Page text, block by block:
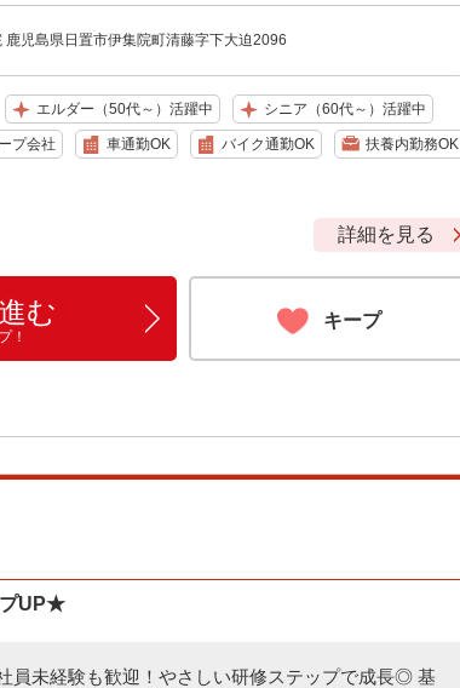
鹿児島県日置市伊集院町清藤字下大迫2096
エルダー（50代～）活躍中 シニア（60代～）活躍中
プ会社 車通勤OK バイク通勤OK 扶養内勤務OK
詳細を見る
む
！
キープ
プUP★
員未経験も歓迎！やさしい研修ステップで成長◎ 基